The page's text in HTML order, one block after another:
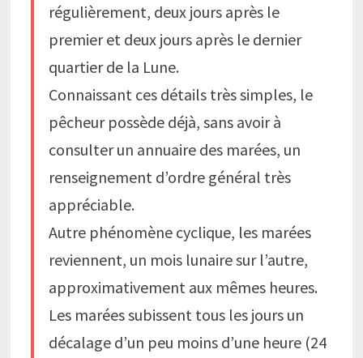
régulièrement, deux jours après le
premier et deux jours après le dernier
quartier de la Lune.
Connaissant ces détails très simples, le
pêcheur possède déjà, sans avoir à
consulter un annuaire des marées, un
renseignement d’ordre général très
appréciable.
Autre phénomène cyclique, les marées
reviennent, un mois lunaire sur l’autre,
approximativement aux mêmes heures.
Les marées subissent tous les jours un
décalage d’un peu moins d’une heure (24